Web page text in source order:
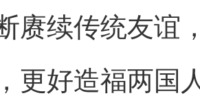
赓续传统友谊
更好造福两国